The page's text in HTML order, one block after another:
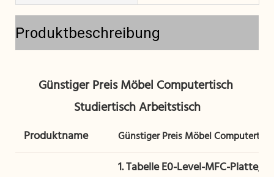
Produktbeschreibung
Günstiger Preis Möbel Computertisch
Studiertisch Arbeitstisch
Produktname Günstiger Preis Möbel
1. Tabelle E0-Level-MFC-Platte,